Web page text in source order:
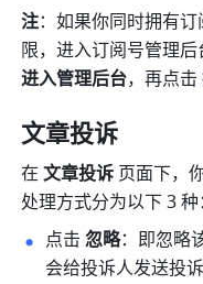
注：如果你同时拥有
限，进入订阅号管理
进入管理后台，再点击
文章投诉
在 文章投诉 页面下，
处理方式分为以下 3 种：
点击 忽略：即忽略
会给投诉人发送投